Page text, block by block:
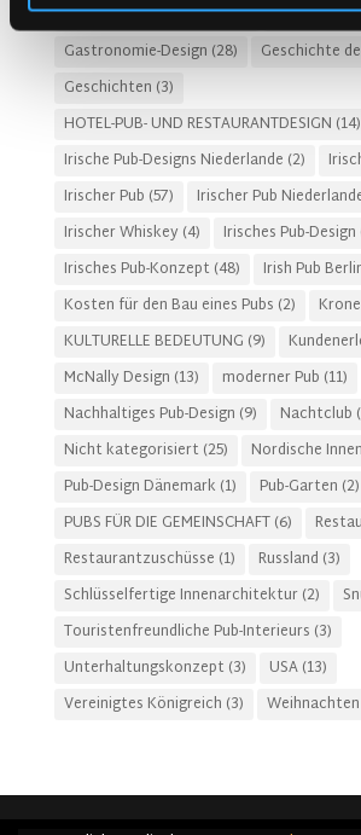
GASTGEWERBEKOSTEN(8) Gastro-Pub-
Gastronomie-Design (28) Geschichte
Geschichten (3)
HOTEL-PUB- UND RESTAURANTDESIGN (14)
Irische Pub-Designs Niederlande (2)
Irischer Pub (57) Irischer Pub
Irischer Whiskey (4) Irisches Pub-Design
Irisches Pub-Konzept (48) Irish Pub
Kosten für den Bau eines Pubs (2)
KULTURELLE BEDEUTUNG (9)
McNally Design (13) moderner Pub (11)
Nachhaltiges Pub-Design (9) Nachtclub
Nicht kategorisiert (25) Nordische
Pub-Design Dänemark (1) Pub-Garten (2)
PUBS FÜR DIE GEMEINSCHAFT(6)
Restaurantzuschüsse (1) Russland (3)
Schlüsselfertige Innenarchitektur(2)
Touristenfreundliche Pub-Interieurs (3)
Unterhaltungskonzept (3) USA(13)
Vereinigtes Königreich (3)